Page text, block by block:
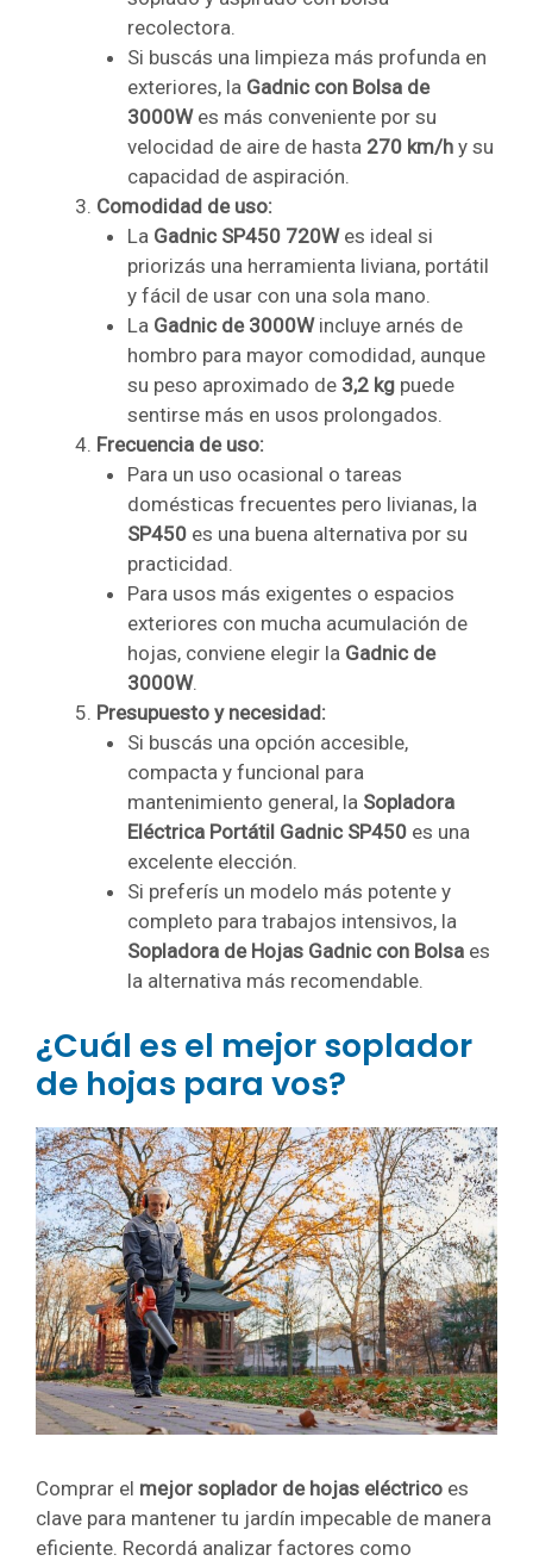
recolectora.
Si buscás una limpieza más profunda en
exteriores, la Gadnic con Bolsa de
3000Wes más conveniente por su
velocidad de aire de hasta 270 km/hy su
capacidad de aspiración.
Comodidad de uso:
La Gadnic SP450 720Wes ideal si
priorizás una herramienta liviana, portátil
y fácil de usar con una sola mano.
La Gadnic de 3000Wincluye arnés de
hombro para mayor comodidad, aunque
su peso aproximado de 3,2 kgpuede
sentirse más en usos prolongados.
Frecuencia de uso:
Para un uso ocasional o tareas
domésticas frecuentes pero livianas, la
SP450es una buena alternativa por su
practicidad.
Para usos más exigentes o espacios
exteriores con mucha acumulación de
hojas, conviene elegir la Gadnic de
3000W.
Presupuesto y necesidad:
Si buscás una opción accesible,
compacta y funcional para
mantenimiento general, la Sopladora
Eléctrica Portátil Gadnic SP450es una
excelente elección.
Si preferís un modelo más potente y
completo para trabajos intensivos, la
Sopladora de Hojas Gadnic con Bolsaes
la alternativa más recomendable.
¿Cuál es el mejor soplador
de hojas para vos?
Comprar el mejor soplador de hojas eléctrico es
clave para mantener tu jardín impecable de manera
eficiente. Recordá analizar factores como